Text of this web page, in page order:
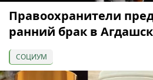
Правоохранители
ранний брак в
СОЦИУМ